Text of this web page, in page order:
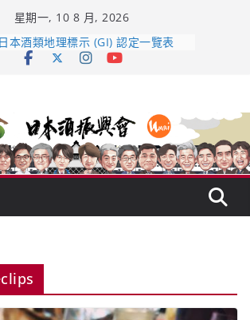
星期一, 10 8 月, 2026
龜之井酒造：口說上手 – 山形純米大
吟釀的堅持與傳承 ～ くどき上手
𝟭𝟮 年 復活了!
酒業商戰】130年老酒藏殺入股票
場！梅乃宿上市背後的密碼